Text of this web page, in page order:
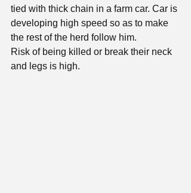
tied with thick chain in a farm car. Car is
developing high speed so as to make
the rest of the herd follow him.
Risk of being killed or break their neck
and legs is high.